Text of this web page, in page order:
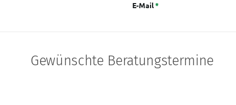
E-Mail*
Gewünschte Beratungstermine